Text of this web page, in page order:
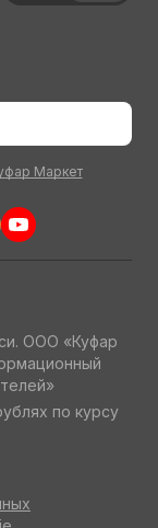
Маркет
ООО «Куфар
по курсу